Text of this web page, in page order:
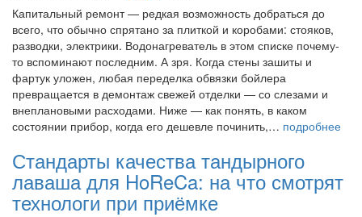
Капитальный ремонт — редкая возможность добраться до
всего, что обычно спрятано за плиткой и коробами: стояков,
разводки, электрики. Водонагреватель в этом списке почему-
то вспоминают последним. А зря. Когда стены зашиты и
фартук уложен, любая переделка обвязки бойлера
превращается в демонтаж свежей отделки — со слезами и
внеплановыми расходами. Ниже — как понять, в каком
состоянии прибор, когда его дешевле починить,… подробнее
Стандарты качества тандырного
лаваша для HoReCa: на что смотрят
технологи при приёмке